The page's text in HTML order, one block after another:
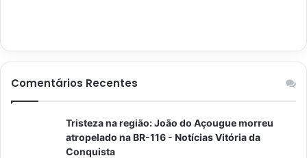
Comentários Recentes
Tristeza na região: João do Açougue morreu
atropelado na BR-116 - Notícias Vitória da
Conquista